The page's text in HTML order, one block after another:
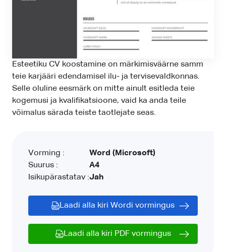
Esteetiku CV koostamine on märkimisväärne samm
teie karjääri edendamisel ilu- ja tervisevaldkonnas.
Selle oluline eesmärk on mitte ainult esitleda teie
kogemusi ja kvalifikatsioone, vaid ka anda teile
võimalus särada teiste taotlejate seas.
Vorming :
Suurus :
Isikupärastatav :
Word (Microsoft)
A4
Jah
Laadi alla kiri Wordi vormingus
Laadi alla kiri PDF vormingus